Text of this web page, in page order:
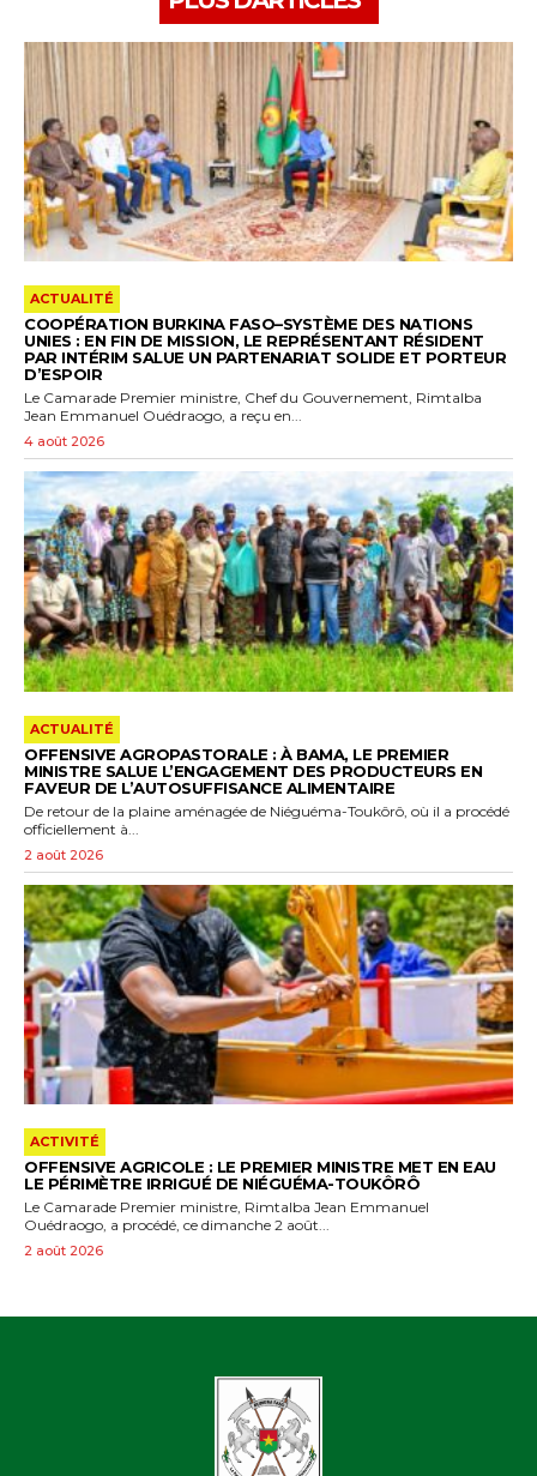
ACTUALITÉ
COOPÉRATION BURKINA FASO–SYSTÈME DES NATIONS
UNIES : EN FIN DE MISSION, LE REPRÉSENTANT RÉSIDENT
PAR INTÉRIM SALUE UN PARTENARIAT SOLIDE ET PORTEUR
D’ESPOIR
Le Camarade Premier ministre, Chef du Gouvernement, Rimtalba
Jean Emmanuel Ouédraogo, a reçu en...
4 août 2026
ACTUALITÉ
OFFENSIVE AGROPASTORALE : À BAMA, LE PREMIER
MINISTRE SALUE L’ENGAGEMENT DES PRODUCTEURS EN
FAVEUR DE L’AUTOSUFFISANCE ALIMENTAIRE
De retour de la plaine aménagée de Niéguéma-Toukôrô, où il a procédé
officiellement à...
2 août 2026
ACTIVITÉ
OFFENSIVE AGRICOLE : LE PREMIER MINISTRE MET EN EAU
LE PÉRIMÈTRE IRRIGUÉ DE NIÉGUÉMA-TOUKÔRÔ
Le Camarade Premier ministre, Rimtalba Jean Emmanuel
Ouédraogo, a procédé, ce dimanche 2 août...
2 août 2026